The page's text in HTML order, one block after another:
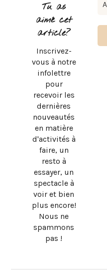
Tu as
aimé cet
article?
Inscrivez-
vous à notre
infolettre
pour
recevoir les
dernières
nouveautés
en matière
d'activités à
faire, un
resto à
essayer, un
spectacle à
voir et bien
plus encore!
Nous ne
spammons
pas !